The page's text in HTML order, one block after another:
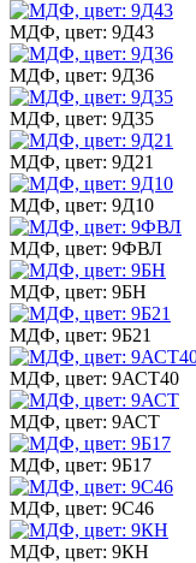
МДФ, цвет: 9Д43
МДФ, цвет: 9Д36
МДФ, цвет: 9Д35
МДФ, цвет: 9Д21
МДФ, цвет: 9Д10
МДФ, цвет: 9ФВЛ
МДФ, цвет: 9БН
МДФ, цвет: 9Б21
МДФ, цвет: 9АСТ40
МДФ, цвет: 9АСТ
МДФ, цвет: 9Б17
МДФ, цвет: 9С46
МДФ, цвет: 9КН